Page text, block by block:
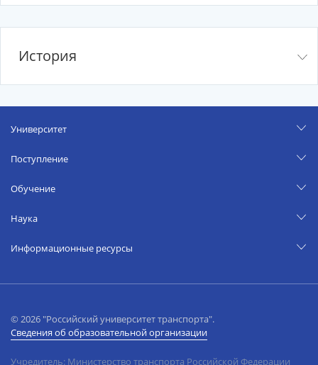
История
Университет
Поступление
Обучение
Наука
Информационные ресурсы
© 2026 "Российский университет транспорта".
Сведения об образовательной организации
Учредитель: Министерство транспорта Российской Федерации